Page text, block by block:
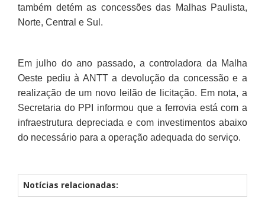
também detém as concessões das Malhas Paulista,
Norte, Central e Sul.
Em julho do ano passado, a controladora da Malha
Oeste pediu à ANTT a devolução da concessão e a
realização de um novo leilão de licitação. Em nota, a
Secretaria do PPI informou que a ferrovia está com a
infraestrutura depreciada e com investimentos abaixo
do necessário para a operação adequada do serviço.
Notícias relacionadas: